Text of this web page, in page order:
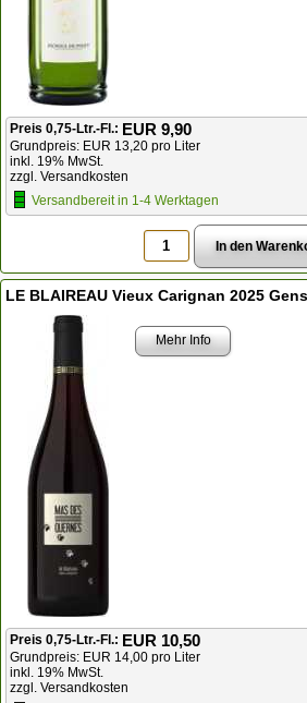
Preis 0,75-Ltr.-Fl.: EUR 9,90
Grundpreis: EUR 13,20 pro Liter
inkl. 19% MwSt.
zzgl. Versandkosten
Versandbereit in 1-4 Werktagen
LE BLAIREAU Vieux Carignan 2025
Mehr Info
Preis 0,75-Ltr.-Fl.: EUR 10,50
Grundpreis: EUR 14,00 pro Liter
inkl. 19% MwSt.
zzgl. Versandkosten